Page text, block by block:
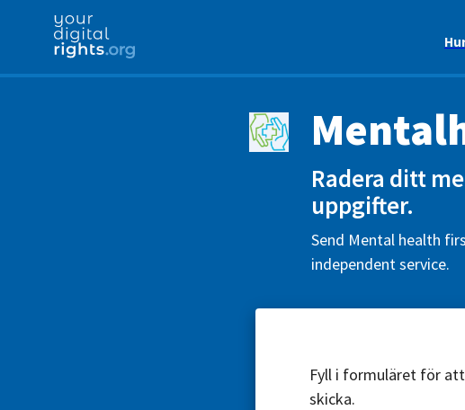
Radera ditt
uppgifter.
Send Mental health
independent service.
Fyll i formuläret för att
skicka.